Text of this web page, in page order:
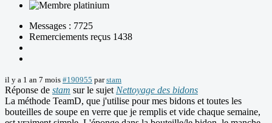
Messages : 7725
Remerciements reçus 1438
il y a 1 an 7 mois #190955 parstam
Réponse de stam sur le sujet Nettoyage des bidons
La méthode TeamD, que j'utilise pour mes bidons et toutes les
bouteilles de soupe en verre que je remplis et vide chaque semaine,